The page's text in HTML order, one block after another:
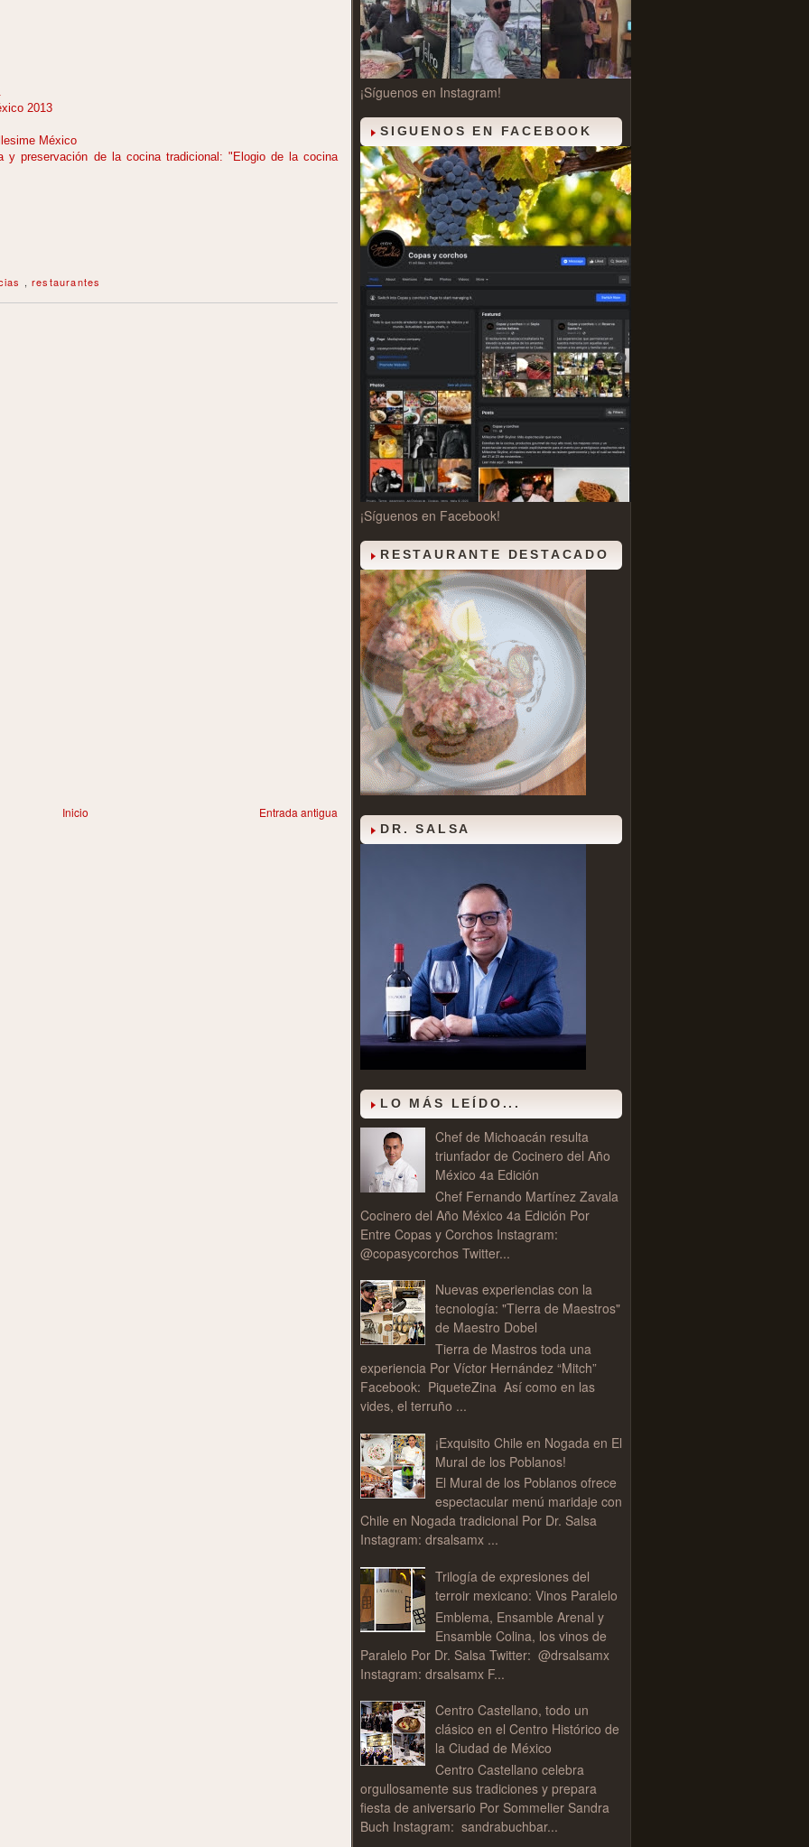
2013
México
y preservación de la cocina tradicional: "Elogio de la cocina
,restaurantes
Entrada antigua
Inicio
¡Síguenos en Instagram!
SIGUENOS EN FACEBOOK
¡Síguenos en Facebook!
RESTAURANTE DESTACADO
DR. SALSA
LO MÁS LEÍDO...
Chef de Michoacán resulta
triunfador de Cocinero del Año
México 4a Edición
Chef Fernando Martínez Zavala
Cocinero del Año México 4a Edición Por
Entre Copas y Corchos Instagram:
@copasycorchos Twitter...
Nuevas experiencias con la
tecnología: "Tierra de Maestros"
de Maestro Dobel
Tierra de Mastros toda una
experiencia Por Víctor Hernández “Mitch”
Facebook: PiqueteZina Así como en las
vides, el terruño ...
¡Exquisito Chile en Nogada en El
Mural de los Poblanos!
El Mural de los Poblanos ofrece
espectacular menú maridaje con
Chile en Nogada tradicional Por Dr. Salsa
Instagram: drsalsamx ...
Trilogía de expresiones del
terroir mexicano: Vinos Paralelo
Emblema, Ensamble Arenal y
Ensamble Colina, los vinos de
Paralelo Por Dr. Salsa Twitter: @drsalsamx
Instagram: drsalsamx F...
Centro Castellano, todo un
clásico en el Centro Histórico de
la Ciudad de México
Centro Castellano celebra
orgullosamente sus tradiciones y prepara
fiesta de aniversario Por Sommelier Sandra
Buch Instagram: sandrabuchbar...